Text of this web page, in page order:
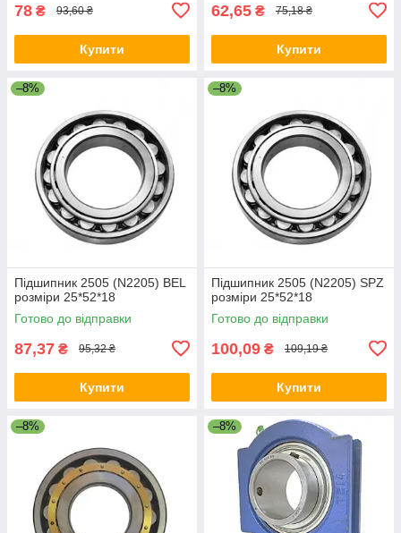
78 ₴ 93,60 ₴
Купити
62,65 ₴ 75,18 ₴
Купити
–8%
Підшипник 2505 (N2205) BEL
розміри 25*52*18
Готово до відправки
87,37 ₴ 95,32 ₴
Купити
–8%
Підшипник 2505 (N2205) SPZ
розміри 25*52*18
Готово до відправки
100,09 ₴ 109,19 ₴
Купити
–8% –8%